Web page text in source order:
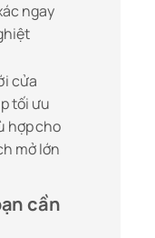
ngay
cửa
tối ưu
hợp cho
mở lớn
cần